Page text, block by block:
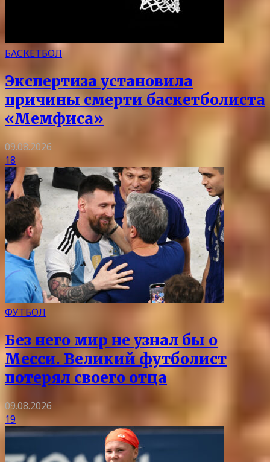
БАСКЕТБОЛ
Экспертиза установила
причины смерти баскетболиста
«Мемфиса»
09.08.2026
18
ФУТБОЛ
Без него мир не узнал бы о
Месси. Великий футболист
потерял своего отца
09.08.2026
19